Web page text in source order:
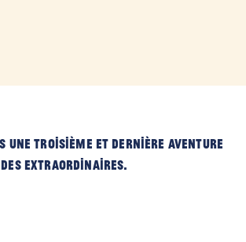
une troisième et dernière aventure
des extraordinaires.